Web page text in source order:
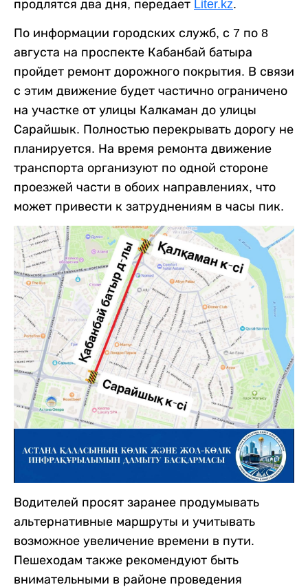
продлятся два дня, передает Liter.kz.
По информации городских служб, с 7 по 8
августа на проспекте Кабанбай батыра
пройдет ремонт дорожного покрытия. В связи
с этим движение будет частично ограничено
на участке от улицы Калкаман до улицы
Сарайшык. Полностью перекрывать дорогу не
планируется. На время ремонта движение
транспорта организуют по одной стороне
проезжей части в обоих направлениях, что
может привести к затруднениям в часы пик.
Водителей просят заранее продумывать
альтернативные маршруты и учитывать
возможное увеличение времени в пути.
Пешеходам также рекомендуют быть
внимательными в районе проведения